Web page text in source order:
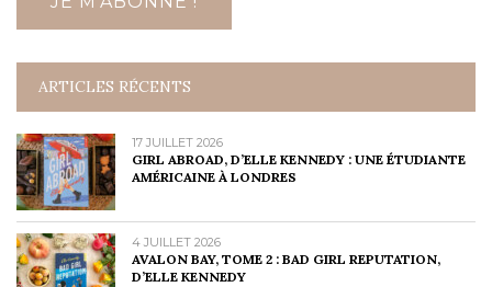
ARTICLES RÉCENTS
17 JUILLET 2026
GIRL ABROAD, D’ELLE KENNEDY : UNE ÉTUDIANTE
AMÉRICAINE À LONDRES
4 JUILLET 2026
AVALON BAY, TOME 2 : BAD GIRL REPUTATION,
D’ELLE KENNEDY